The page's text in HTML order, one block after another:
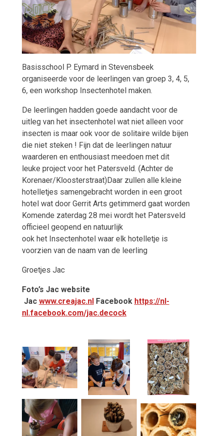
Basisschool P. Eymard in Stevensbeek
organiseerde voor de leerlingen van groep 3, 4, 5,
6, een workshop Insectenhotel maken.
De leerlingen hadden goede aandacht voor de
uitleg van het insectenhotel wat niet alleen voor
insecten is maar ook voor de solitaire wilde bijen
die niet steken ! Fijn dat de leerlingen natuur
waarderen en enthousiast meedoen met dit
leuke project voor het Patersveld. (Achter de
Korenaer/Kloosterstraat)Daar zullen alle kleine
hotelletjes samengebracht worden in een groot
hotel wat door Gerrit Arts getimmerd gaat worden
Komende zaterdag 28 mei wordt het Patersveld
officieel geopend en natuurlijk
ook het Insectenhotel waar elk hotelletje is
voorzien van de naam van de leerling
Groetjes Jac
Foto’s Jac website
Jac www.creajac.nl Facebook https://nl-
nl.facebook.com/jac.decock